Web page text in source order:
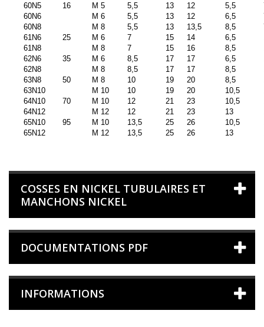
60N5
16 M 5 5,5 13 12 5,5
60N6
M 6 5,5 13 12 6,5
60N8
M 8 5,5 13 13,5 8,5
61N6
25 M 6 7 15 14 6,5
61N8
M 8 7 15 16 8,5
62N6
35 M 6 8,5 17 17 6,5
62N8
M 8 8,5 17 17 8,5
63N8
50 M 8 10 19 20 8,5
63N10
M 10 10 19 20 10,5
64N10
70 M 10 12 21 23 10,5
64N12
M 12 12 21 23 13
65N10
95 M 10 13,5 25 26 10,5
65N12
M 12 13,5 25 26 13
COSSES EN NICKEL TUBULAIRES ET
MANCHONS NICKEL
DOCUMENTATIONS PDF
INFORMATIONS